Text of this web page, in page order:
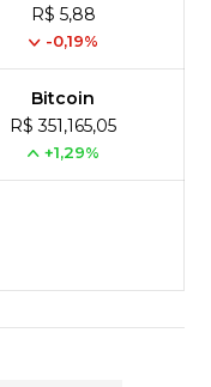
R$ 5,88
-0,19%
Bitcoin
R$ 351,165,05
+1,29%